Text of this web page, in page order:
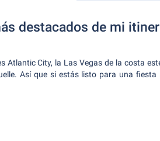
destacados de mi
Atlantic City, la Las Vegas de la costa
Así que si estás listo para una fiesta